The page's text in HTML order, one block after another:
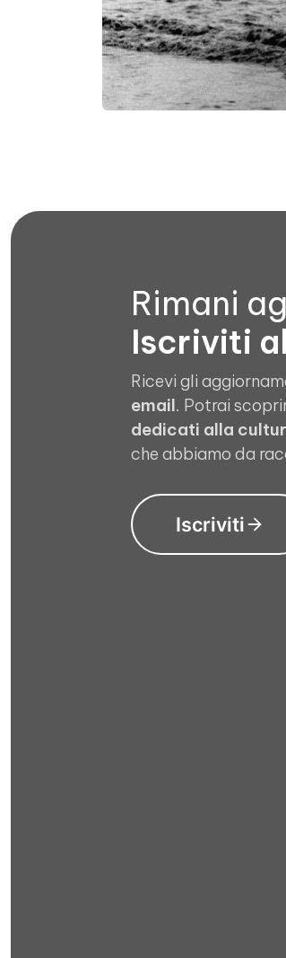
Rimani
Iscriviti
Ricevi gli
email. Potrai
dedicati alla
che abbiamo da
Iscriviti